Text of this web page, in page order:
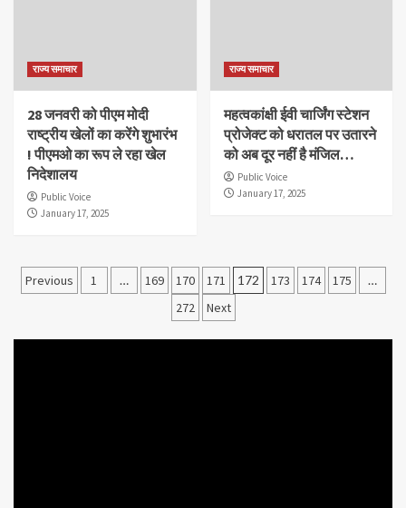
राज्य समाचार
28 जनवरी को पीएम मोदी
राष्ट्रीय खेलों का करेंगे शुभारंभ
! पीएमओ का रूप ले रहा खेल
निदेशालय
Public Voice
January 17, 2025
राज्य समाचार
महत्वकांक्षी ईवी चार्जिंग स्टेशन
प्रोजेक्ट को धरातल पर उतारने
को अब दूर नहीं है मंजिल…
Public Voice
January 17, 2025
Posts
Previous 1 … 169 170 171 172 173 174 175 …
272 Next